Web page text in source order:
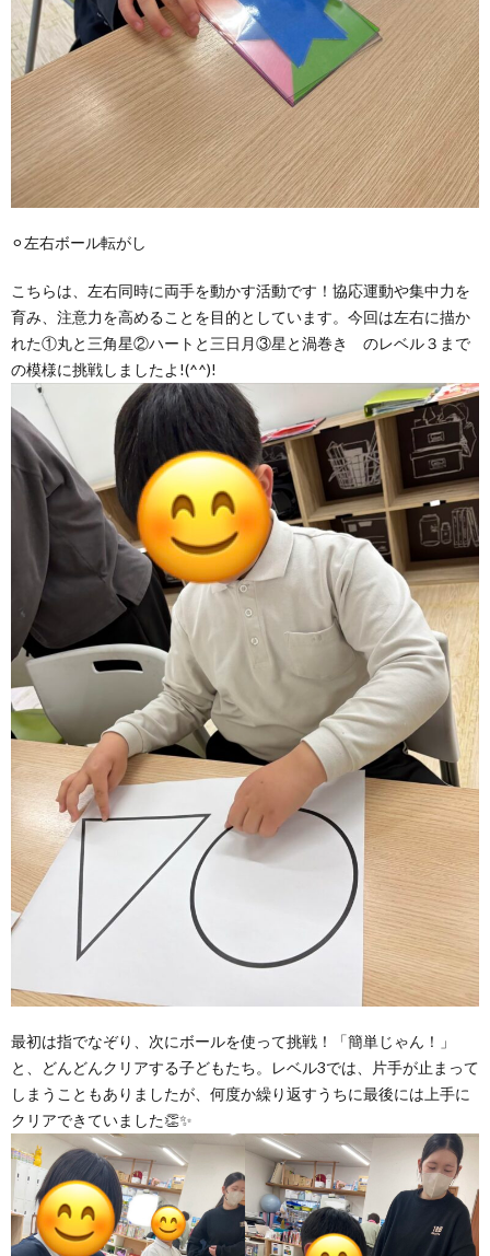
⚪︎左右ボール転がし
こちらは、左右同時に両手を動かす活動です！協応運動や集中力を
育み、注意力を高めることを目的としています。今回は左右に描か
れた①丸と三角星②ハートと三日月③星と渦巻き のレベル３まで
の模様に挑戦しましたよ!(^^)!
最初は指でなぞり、次にボールを使って挑戦！「簡単じゃん！」
と、どんどんクリアする子どもたち。レベル3では、片手が止まって
しまうこともありましたが、何度か繰り返すうちに最後には上手に
クリアできていました👏✨